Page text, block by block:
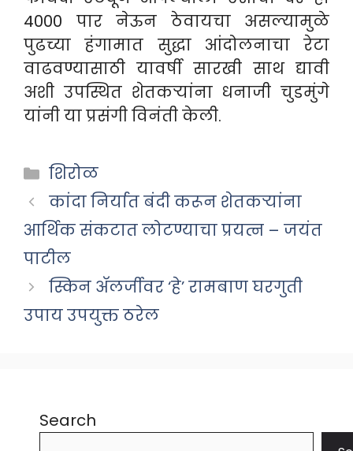
4000 पार नेऊन ठेवायचा असल्यामुळे
पुढच्या हंगामात सुद्धा आंदोलनाचा रेटा
वाढवण्यासाठी यावर्षी सारखी साथ द्यावी
अशी उपस्थित शेतकऱ्यांना धनाजी चुडमुंगे
यांनी या प्रसंगी विनंती केली.
Categories
शिरोळ
कांदा निर्यात बंदी करून शेतकऱ्यांना
आर्थिक संकटात लोटण्याचा प्रयत्न – जयंत
पाटील
स्किन अ‍ॅलर्जीवर ‘हे’ रामबाण घरगुती
उपाय उपयुक्त ठरेल
Search